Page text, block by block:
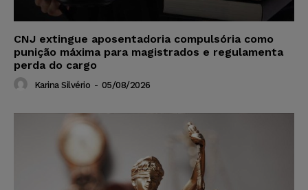
CNJ extingue aposentadoria compulsória como
punição máxima para magistrados e regulamenta
perda do cargo
Karina Silvério - 05/08/2026